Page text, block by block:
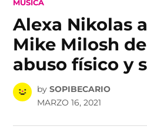
POSTED
MÚSICA
Alexa Nikolas
Mike Milosh
abuso físico y
by SOPIBECARIO
MARZO 16, 2021